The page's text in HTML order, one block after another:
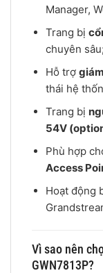
Manager,
Trang bị
chuyên sâu;
Hỗ trợ
thái hệ
Trang bị
54V
Phù hợp
Access
Hoạt động
Vì sao nên
GWN7813P?